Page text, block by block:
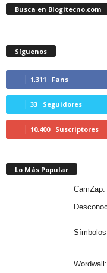
Busca en Blogitecno.com
Síguenos
1,311 Fans
33 Seguidores
10,400 Suscriptores
Lo Más Popular